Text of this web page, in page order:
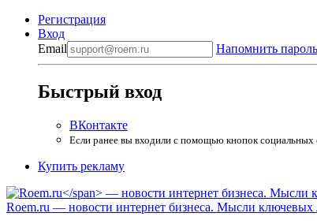
Регистрация
Вход
Email
Напомнить пароль
Быстрый вход
ВКонтакте
Если ранее вы входили с помощью кнопок социальных
Купить рекламу
Roem.ru — новости интернет бизнеса. Мысли ключевых